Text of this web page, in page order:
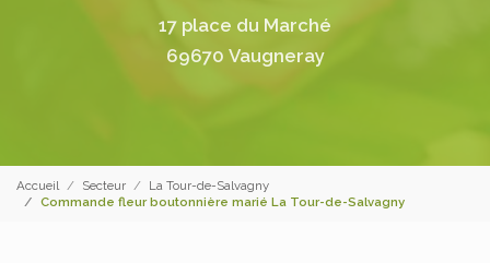
17 place du Marché
69670 Vaugneray
Accueil Secteur
La Tour-de-Salvagny
Commande fleur boutonnière marié La Tour-de-Salvagny